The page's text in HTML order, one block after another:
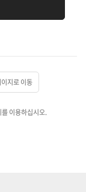
지로 이동
이용하십시오.